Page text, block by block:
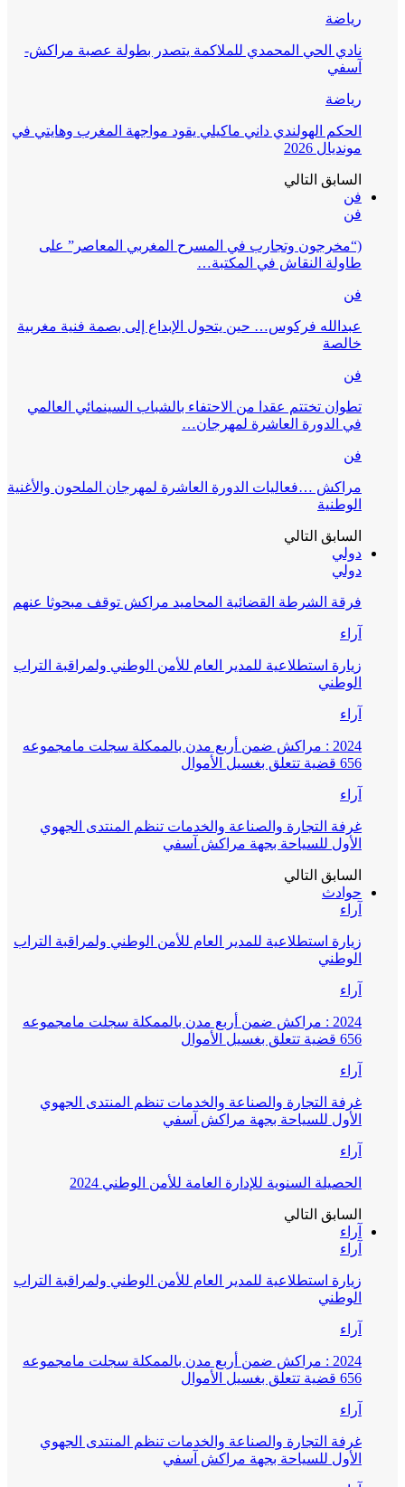
رياضة
نادي الحي المحمدي للملاكمة يتصدر بطولة عصبة مراكش-
آسفي
رياضة
الحكم الهولندي داني ماكيلي يقود مواجهة المغرب وهايتي في
مونديال 2026
السابق التالي
فن
فن
(“مخرجون وتجارب في المسرح المغربي المعاصر” على
طاولة النقاش في المكتبة…
فن
عبدالله فركوس… حين يتحول الإبداع إلى بصمة فنية مغربية
خالصة
فن
تطوان تختتم عقدا من الاحتفاء بالشباب السينمائي العالمي
في الدورة العاشرة لمهرجان…
فن
مراكش …فعاليات الدورة العاشرة لمهرجان الملحون والأغنية
الوطنية
السابق التالي
دولي
دولي
فرقة الشرطة القضائية المحاميد مراكش توقف مبحوثا عنهم
آراء
زيارة استطلاعية للمدير العام للأمن الوطني ولمراقبة التراب
الوطني
آراء
2024 : مراكش ضمن أربع مدن بالممكلة سجلت مامجموعه
656 قضية تتعلق بغسيل الأموال
آراء
غرفة التجارة والصناعة والخدمات تنظم المنتدى الجهوي
الأول للسياحة بجهة مراكش آسفي
السابق التالي
حوادث
آراء
زيارة استطلاعية للمدير العام للأمن الوطني ولمراقبة التراب
الوطني
آراء
2024 : مراكش ضمن أربع مدن بالممكلة سجلت مامجموعه
656 قضية تتعلق بغسيل الأموال
آراء
غرفة التجارة والصناعة والخدمات تنظم المنتدى الجهوي
الأول للسياحة بجهة مراكش آسفي
آراء
الحصيلة السنوية للإدارة العامة للأمن الوطني 2024
السابق التالي
آراء
آراء
زيارة استطلاعية للمدير العام للأمن الوطني ولمراقبة التراب
الوطني
آراء
2024 : مراكش ضمن أربع مدن بالممكلة سجلت مامجموعه
656 قضية تتعلق بغسيل الأموال
آراء
غرفة التجارة والصناعة والخدمات تنظم المنتدى الجهوي
الأول للسياحة بجهة مراكش آسفي